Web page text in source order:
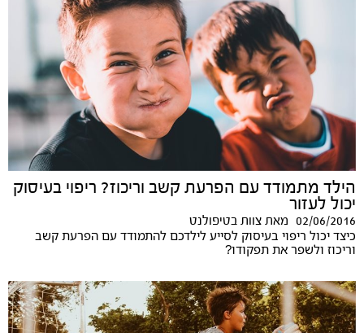
הילד מתמודד עם הפרעת קשב וריכוז? ריפוי בעיסוק
יכול לעזור
02/06/2016 מאת צוות בטיפולנט
כיצד יכול ריפוי בעיסוק לסייע לילדכם להתמודד עם הפרעת קשב
וריכוז ולשפר את תפקודו?